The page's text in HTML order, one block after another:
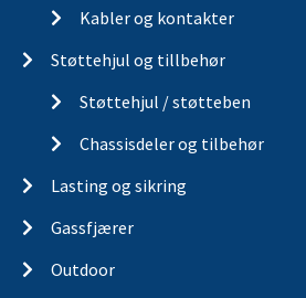
Kabler og kontakter
Støttehjul og tillbehør
Støttehjul / støtteben
Chassisdeler og tilbehør
Lasting og sikring
Gassfjærer
Outdoor